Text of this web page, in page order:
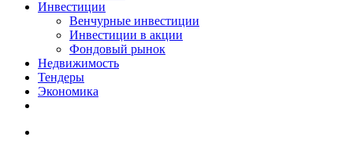
Инвестиции
Венчурные инвестиции
Инвестиции в акции
Фондовый рынок
Недвижимость
Тендеры
Экономика